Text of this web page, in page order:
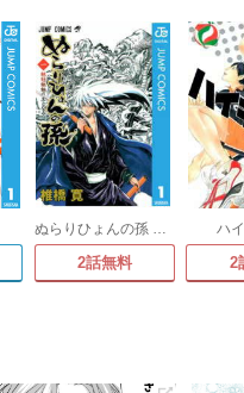
ぬらりひょんの孫 モノクロ版
2話無料
ハ
2